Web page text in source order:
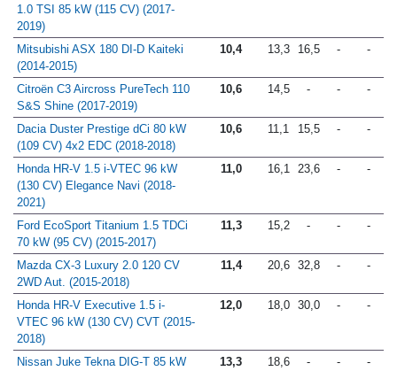
1.0 TSI 85 kW (115 CV) (2017-
2019)
Mitsubishi ASX 180 DI-D Kaiteki
(2014-2015)
10,4 13,3 16,5 - -
Citroën C3 Aircross PureTech 110
S&S Shine (2017-2019)
10,6 14,5 - - -
Dacia Duster Prestige dCi 80 kW
(109 CV) 4x2 EDC (2018-2018)
10,6 11,1 15,5 - -
Honda HR-V 1.5 i-VTEC 96 kW
(130 CV) Elegance Navi (2018-
2021)
11,0 16,1 23,6 - -
Ford EcoSport Titanium 1.5 TDCi
70 kW (95 CV) (2015-2017)
11,3 15,2 - - -
Mazda CX-3 Luxury 2.0 120 CV
2WD Aut. (2015-2018)
11,4 20,6 32,8 - -
Honda HR-V Executive 1.5 i-
VTEC 96 kW (130 CV) CVT (2015-
2018)
12,0 18,0 30,0 - -
Nissan Juke Tekna DIG-T 85 kW 13,3 18,6 - - -